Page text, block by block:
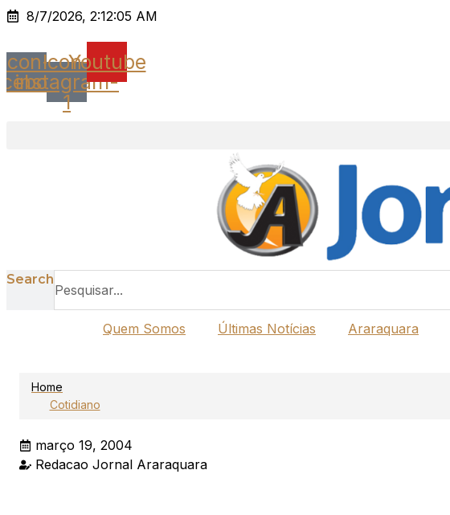
Ir
o
conteúdo
8/7/2026, 2:12:05 AM
Icon-Icon-
instagram-
1
Youtube
Search
Quem Somos
Últimas Notícias Araraquara
Home
Cotidiano
março 19, 2004
Redacao Jornal Araraquara